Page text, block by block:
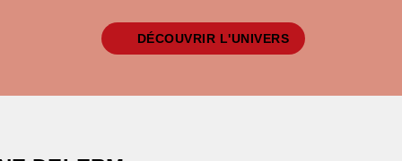
DÉCOUVRIR L'UNIVERS